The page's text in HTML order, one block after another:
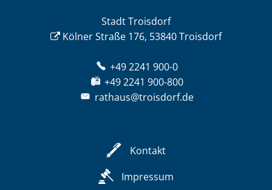
Stadt Troisdorf
Kölner Straße 176, 53840 Troisdorf
+49 2241 900-0
+49 2241 900-800
rathaus@troisdorf.de
Kontakt
Impressum